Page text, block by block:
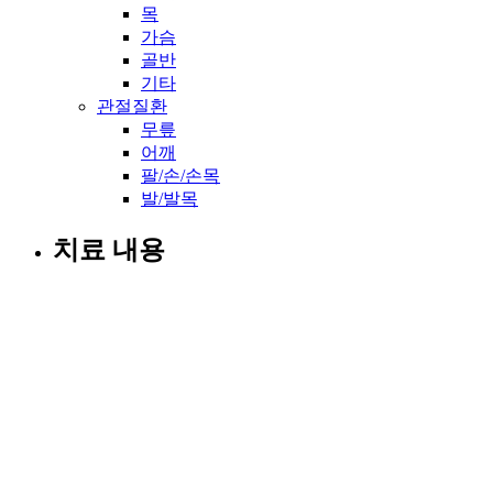
목
가슴
골반
기타
관절질환
무릎
어깨
팔/손/손목
발/발목
치료 내용